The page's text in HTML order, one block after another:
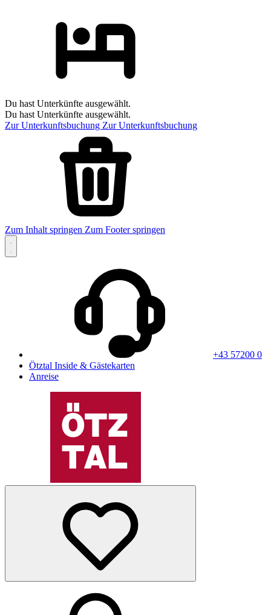
Du hast Unterkünfte ausgewählt.
Du hast Unterkünfte ausgewählt.
Zur Unterkunftsbuchung Zur Unterkunftsbuchung
Zum Inhalt springen Zum Footer springen
+43 57200 0
Ötztal Inside & Gästekarten
Anreise